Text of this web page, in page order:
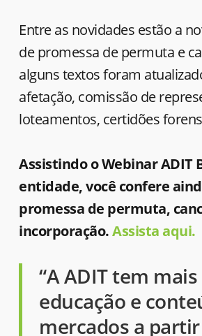
Entre as novidades estão a
de promessa de permuta e
alguns textos foram
afetação, comissão de
loteamentos, certidões
Assistindo o Webinar ADIT
entidade, você confere
promessa de permuta,
incorporação.Assista aqui.
“A ADIT tem
educação e
mercados a